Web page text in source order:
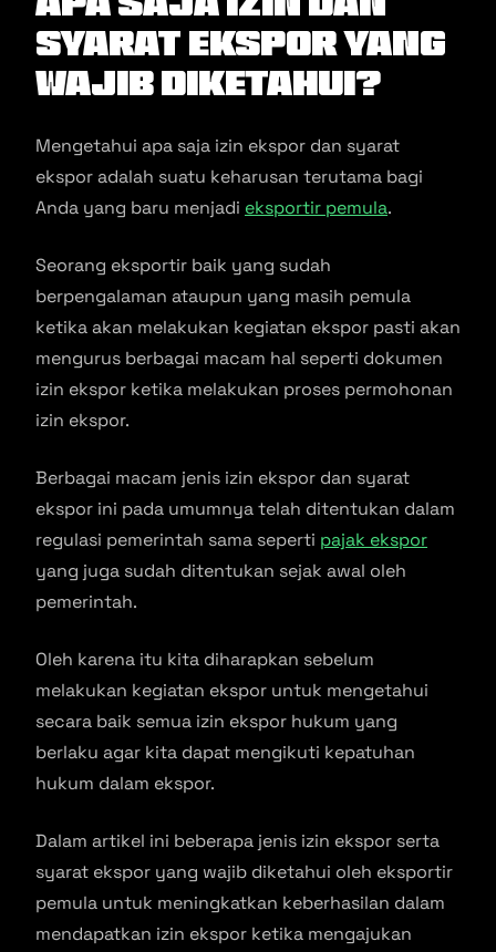
Syarat Ekspor Yang
Wajib Diketahui?
Mengetahui apa saja izin ekspor dan syarat
ekspor adalah suatu keharusan terutama bagi
Anda yang baru menjadi eksportir pemula.
Seorang eksportir baik yang sudah
berpengalaman ataupun yang masih pemula
ketika akan melakukan kegiatan ekspor pasti akan
mengurus berbagai macam hal seperti dokumen
izin ekspor ketika melakukan proses permohonan
izin ekspor.
Berbagai macam jenis izin ekspor dan syarat
ekspor ini pada umumnya telah ditentukan dalam
regulasi pemerintah sama seperti pajak ekspor
yang juga sudah ditentukan sejak awal oleh
pemerintah.
Oleh karena itu kita diharapkan sebelum
melakukan kegiatan ekspor untuk mengetahui
secara baik semua izin ekspor hukum yang
berlaku agar kita dapat mengikuti kepatuhan
hukum dalam ekspor.
Dalam artikel ini beberapa jenis izin ekspor serta
syarat ekspor yang wajib diketahui oleh eksportir
pemula untuk meningkatkan keberhasilan dalam
mendapatkan izin ekspor ketika mengajukan